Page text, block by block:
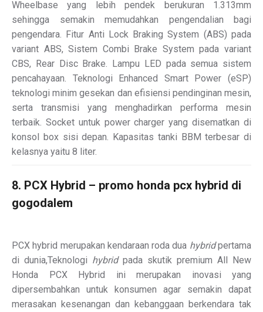
Wheelbase yang lebih pendek berukuran 1.313mm
sehingga semakin memudahkan pengendalian bagi
pengendara. Fitur Anti Lock Braking System (ABS) pada
variant ABS, Sistem Combi Brake System pada variant
CBS, Rear Disc Brake. Lampu LED pada semua sistem
pencahayaan. Teknologi Enhanced Smart Power (eSP)
teknologi minim gesekan dan efisiensi pendinginan mesin,
serta transmisi yang menghadirkan performa mesin
terbaik. Socket untuk power charger yang disematkan di
konsol box sisi depan. Kapasitas tanki BBM terbesar di
kelasnya yaitu 8 liter.
8. PCX Hybrid – promo honda pcx hybrid di
gogodalem
PCX hybrid merupakan kendaraan roda dua hybridpertama
di dunia,Teknologi hybridpada skutik premium All New
Honda PCX Hybrid ini merupakan inovasi yang
dipersembahkan untuk konsumen agar semakin dapat
merasakan kesenangan dan kebanggaan berkendara tak